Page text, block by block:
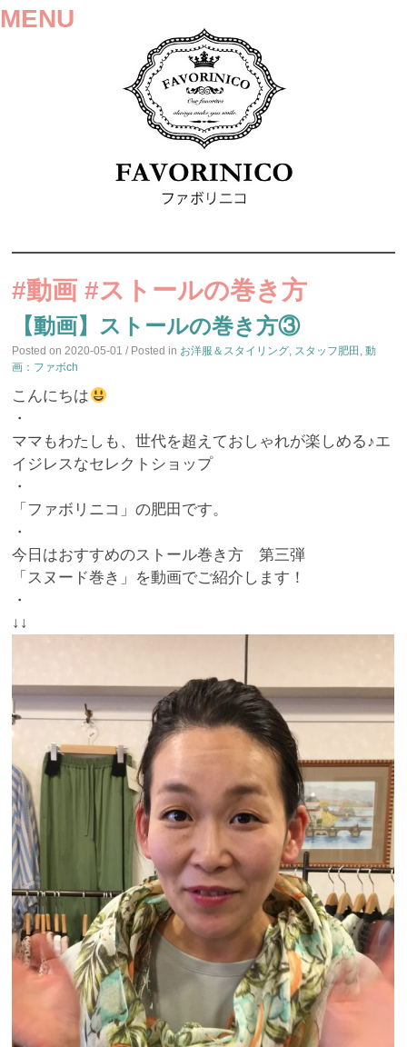
MENU
TO
CONTENT
#動画 #ストールの巻き方
【動画】ストールの巻き方③
Posted on2020-05-01 / Posted in お洋服＆スタイリング, スタッフ肥田 ,動
画：ファボch
こんにちは
・
ママもわたしも、世代を超えておしゃれが楽しめる♪エ
イジレスなセレクトショップ
・
「ファボリニコ」の肥田です。
・
今日はおすすめのストール巻き方 第三弾
「スヌード巻き」を動画でご紹介します！
・
↓↓